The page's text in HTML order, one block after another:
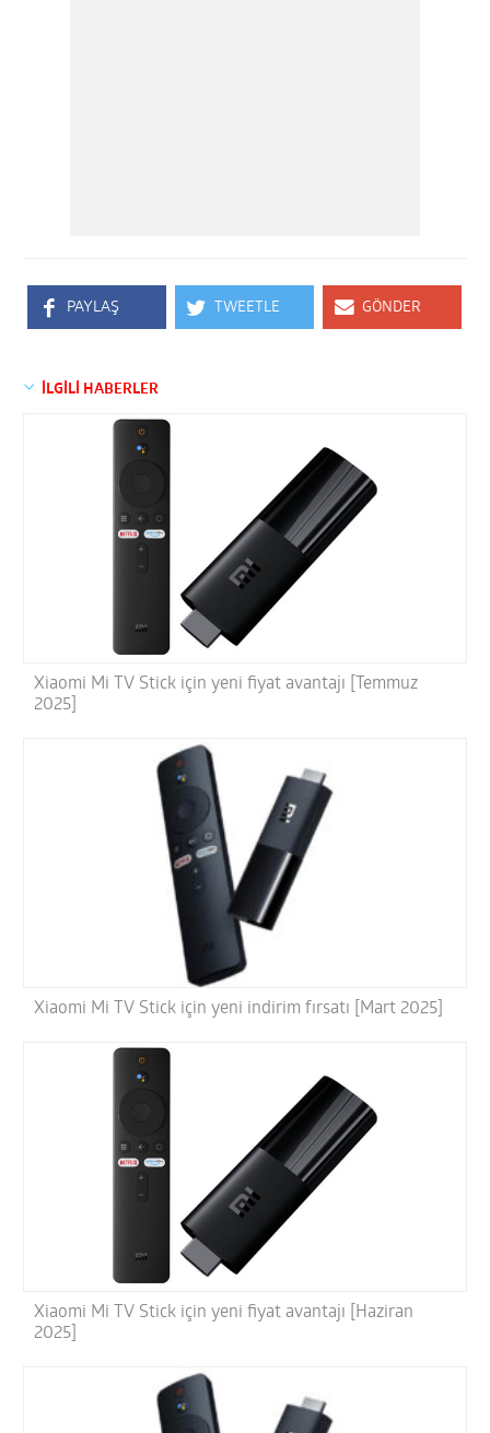
PAYLAŞ TWEETLE GÖNDER
İLGİLİ HABERLER
Xiaomi Mi TV Stick için yeni fiyat avantajı [Temmuz
2025]
Xiaomi Mi TV Stick için yeni indirim fırsatı [Mart 2025]
Xiaomi Mi TV Stick için yeni fiyat avantajı [Haziran
2025]